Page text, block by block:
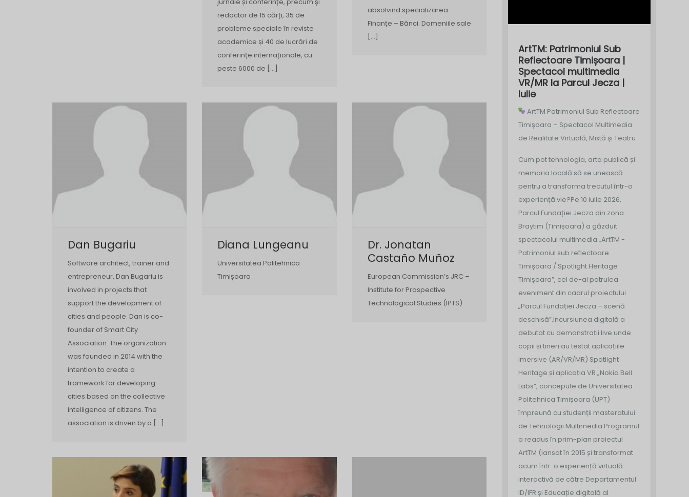
redactor de 15 cărți, 35 de
probleme speciale în reviste
academice și 40 de lucrări de
conferințe internaționale, cu
peste 6000 de […]
absolvind specializarea
Finanțe – Bănci. Domeniile sale
[…]
Dan Bugariu
Software architect, trainer and
entrepreneur, Dan Bugariu is
involved in projects that
support the development of
cities and people. Dan is co­
founder of Smart City
Association. The organization
was founded in 2014 with the
intention to create a
framework for developing
cities based on the collective
intelligence of citizens. The
association is driven by a […]
Diana Lungeanu
Universitatea Politehnica
Timișoara
Dr. Jonatan
Castaño Muñoz
European Commission’s JRC –
Institute for Prospective
Technological Studies (IPTS)
ArtTM: Patrimoniul Sub
Reflectoare Timișoara |
Spectacol multimedia
VR/MR la Parcul Jecza |
Iulie
ArtTM Patrimoniul Sub Reflectoare
Timișoara – Spectacol Multimedia
de Realitate Virtuală, Mixtă și Teatru
Cum pot tehnologia, arta publică și
memoria locală să se unească
pentru a transforma trecutul într-o
experiență vie?Pe 10 iulie 2026,
Parcul Fundației Jecza din zona
Braytim (Timișoara) a găzduit
spectacolul multimedia „ArtTM -
Patrimoniul sub reflectoare
Timișoara / Spotlight Heritage
Timișoara”, cel de-al patrulea
eveniment din cadrul proiectului
„Parcul Fundației Jecza – scenă
deschisă”.Incursiunea digitală a
debutat cu demonstrații live unde
copii și tineri au testat aplicațiile
imersive (AR/VR/MR) Spotlight
Heritage și aplicația VR „Nokia Bell
Labs”, concepute de Universitatea
Politehnica Timișoara (UPT)
împreună cu studenții masteratului
de Tehnologii Multimedia.Programul
a readus în prim-plan proiectul
ArtTM (lansat în 2015 și transformat
acum într-o experiență virtuală
interactivă de către Departamentul
ID/IFR și Educație digitală al